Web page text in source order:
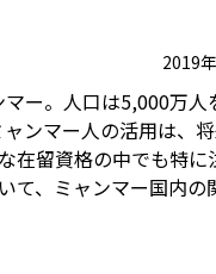
2019
ー。人口は5,000万人
ンマー人の活用は、
在留資格の中でも特に
て、ミャンマー国内の